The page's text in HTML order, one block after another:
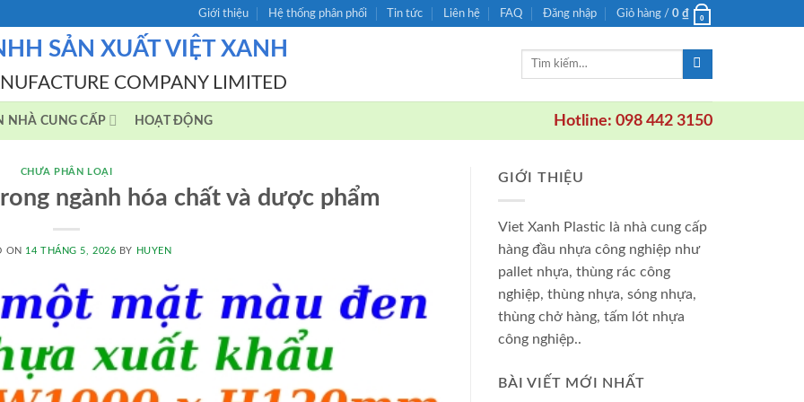
Giới thiệu Hệ thống phân phối Tin tức Liên hệ FAQ Đăng nhập Giỏ hàng / 0 ₫ 0
SẢN XUẤT VIỆT XANH
COMPANY LIMITED
Tìm
NHÀ CUNG CẤP HOẠT ĐỘNG Hotline: 098 442 3150
CHƯA PHÂN LOẠI
ngành hóa chất và dược phẩm
ON 14 THÁNG 5, 2026 BY HUYEN
GIỚI THIỆU
Viet Xanh Plastic là nhà cung cấp
hàng đầu nhựa công nghiệp như
pallet nhựa, thùng rác công
nghiệp, thùng nhựa, sóng nhựa,
thùng chở hàng, tấm lót nhựa
công nghiệp..
BÀI VIẾT MỚI NHẤT